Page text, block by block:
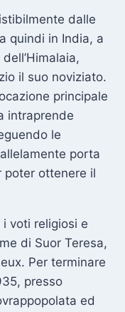
dalle
quindi in India, a
il suo noviziato.
principale
intraprende
le
porta
poter ottenere il
voti religiosi e
di Suor Teresa,
Per terminare
presso
ed